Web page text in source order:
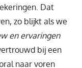
Dat
zo blijkt als we
en ervaringen
bij een
naar voren